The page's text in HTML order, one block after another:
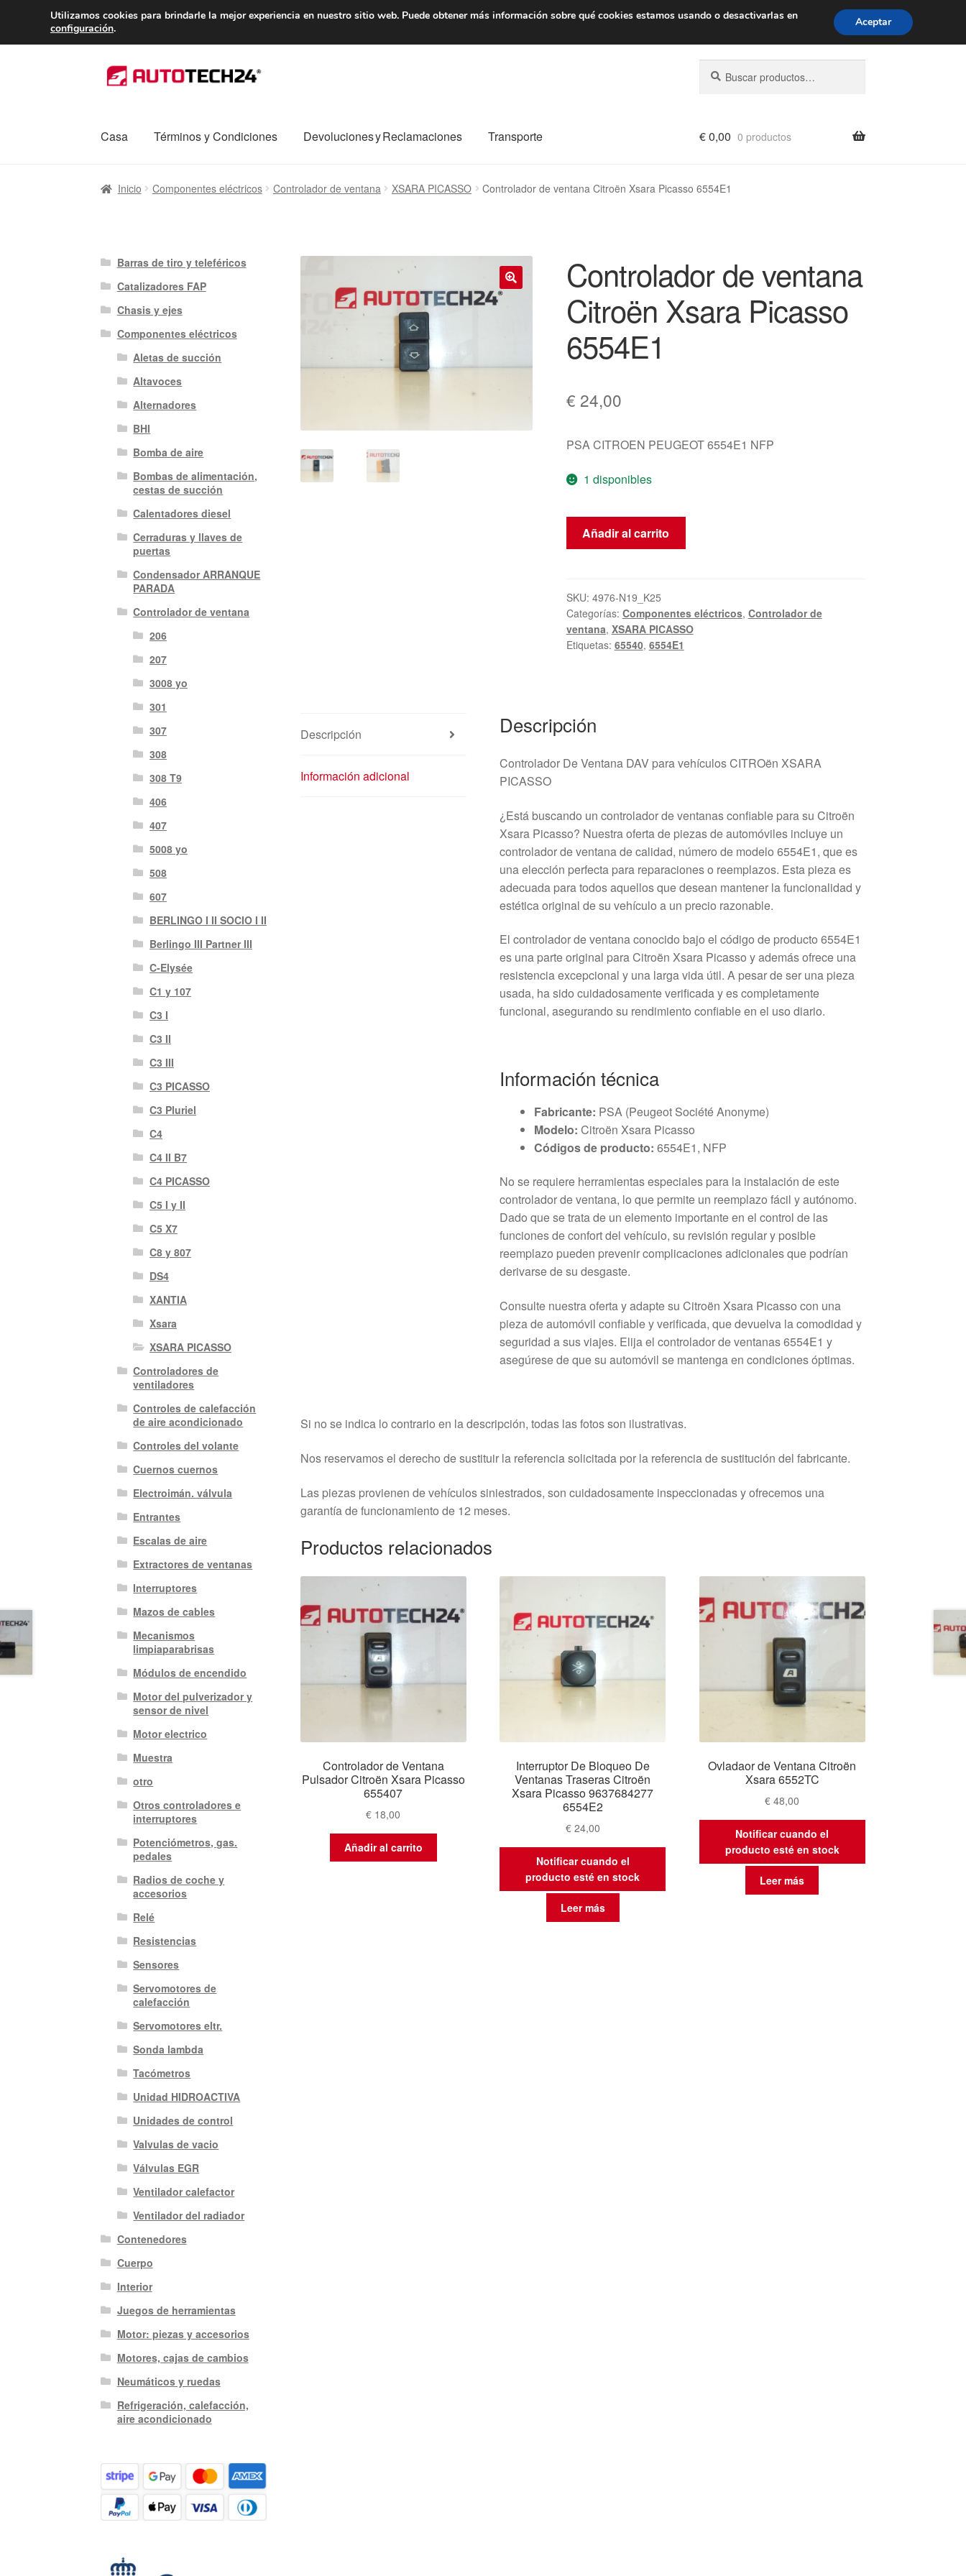
ENTREGA desde 7 EUR De lunes a viernes de 9 a. m. a 4 p. m.900 933 246
Ir
a
Ir
al
por:
Casa Términos y Condiciones Devoluciones y Reclamaciones Transporte
InicioCaja registradora Carro ContactoEnvío al mundo entero Mi cuentaPagosPolítica de privacidad
€0,00 0 productos
Inicio Componentes eléctricos Controlador de ventana XSARA PICASSO Controlador de ventana Citroën Xsara Picasso 6554E1
Controlador de ventana
Citroën Xsara Picasso
6554E1
€ 24,00
PSA CITROEN PEUGEOT 6554E1 NFP
1 disponibles
Controlador
Xsara
Picasso
6554E1
cantidad
Añadir al carrito
SKU: 4976-N19_K25
Categorías: Componentes eléctricos, Controlador de
ventana, XSARA PICASSO
Etiquetas: 65540, 6554E1
Descripción
Información adicional
Descripción
Controlador De Ventana DAV para vehículos CITROën XSARA
PICASSO
¿Está buscando un controlador de ventanas confiable para su Citroën
Xsara Picasso? Nuestra oferta de piezas de automóviles incluye un
controlador de ventana de calidad, número de modelo 6554E1, que es
una elección perfecta para reparaciones o reemplazos. Esta pieza es
adecuada para todos aquellos que desean mantener la funcionalidad y
estética original de su vehículo a un precio razonable.
El controlador de ventana conocido bajo el código de producto 6554E1
es una parte original para Citroën Xsara Picasso y además ofrece una
resistencia excepcional y una larga vida útil. A pesar de ser una pieza
usada, ha sido cuidadosamente verificada y es completamente
funcional, asegurando su rendimiento confiable en el uso diario.
Información técnica
Fabricante: PSA (Peugeot Société Anonyme)
Modelo: Citroën Xsara Picasso
Códigos de producto: 6554E1, NFP
No se requiere herramientas especiales para la instalación de este
controlador de ventana, lo que permite un reemplazo fácil y autónomo.
Dado que se trata de un elemento importante en el control de las
funciones de confort del vehículo, su revisión regular y posible
reemplazo pueden prevenir complicaciones adicionales que podrían
derivarse de su desgaste.
Consulte nuestra oferta y adapte su Citroën Xsara Picasso con una
pieza de automóvil confiable y verificada, que devuelva la comodidad y
seguridad a sus viajes. Elija el controlador de ventanas 6554E1 y
asegúrese de que su automóvil se mantenga en condiciones óptimas.
Si no se indica lo contrario en la descripción, todas las fotos son ilustrativas.
Nos reservamos el derecho de sustituir la referencia solicitada por la referencia de sustitución del fabricante.
Las piezas provienen de vehículos siniestrados, son cuidadosamente inspeccionadas y ofrecemos una
garantía de funcionamiento de 12 meses.
Productos relacionados
Controlador de Ventana
Pulsador Citroën Xsara Picasso
655407
€ 18,00
Añadir al carrito
Interruptor De Bloqueo De
Ventanas Traseras Citroën
Xsara Picasso 9637684277
6554E2
€24,00
Notificar cuando el
producto esté en stock
Leer más
Ovladaor de Ventana Citroën
Xsara 6552TC
€ 48,00
Notificar cuando el
producto esté en stock
Leer más
Barras de tiro y teleféricos
Catalizadores FAP
Chasis y ejes
Componentes eléctricos
Aletas de succión
Altavoces
Alternadores
BHI
Bomba de aire
Bombas de alimentación,
cestas de succión
Calentadores diesel
Cerraduras y llaves de
puertas
Condensador ARRANQUE
PARADA
Controlador de ventana
206
207
3008 yo
301
307
308
308 T9
406
407
5008 yo
508
607
BERLINGO I II SOCIO I II
Berlingo III Partner III
C-Elysée
C1 y 107
C3 I
C3 II
C3 III
C3 PICASSO
C3 Pluriel
C4
C4 II B7
C4 PICASSO
C5 I y II
C5 X7
C8 y 807
DS4
XANTIA
Xsara
XSARA PICASSO
Controladores de
ventiladores
Controles de calefacción
de aire acondicionado
Controles del volante
Cuernos cuernos
Electroimán. válvula
Entrantes
Escalas de aire
Extractores de ventanas
Interruptores
Mazos de cables
Mecanismos
limpiaparabrisas
Módulos de encendido
Motor del pulverizador y
sensor de nivel
Motor electrico
Muestra
otro
Otros controladores e
interruptores
Potenciómetros, gas.
pedales
Radios de coche y
accesorios
Relé
Resistencias
Sensores
Servomotores de
calefacción
Servomotores eltr.
Sonda lambda
Tacómetros
Unidad HIDROACTIVA
Unidades de control
Valvulas de vacio
Válvulas EGR
Ventilador calefactor
Ventilador del radiador
Contenedores
Cuerpo
Interior
Juegos de herramientas
Motor: piezas y accesorios
Motores, cajas de cambios
Neumáticos y ruedas
Refrigeración, calefacción,
aire acondicionado
Utilizamos cookies para brindarle la mejor experiencia en nuestro sitio web. Puede obtener más información sobre qué cookies estamos usando o desactivarlas en
configuración. Aceptar